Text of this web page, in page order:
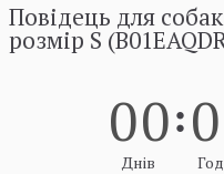
Повідець для
розмір S
00
Днів
0